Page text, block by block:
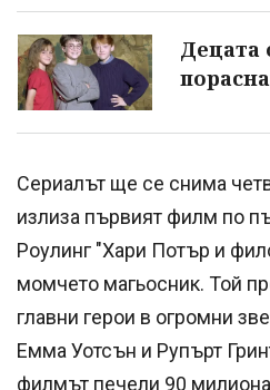
Децата
Сериалът ще се снима
излиза първият филм по
Роулинг "Хари Потър и
момчето магьосник. Той
главни герои в огромни
Емма Уотсън и Рупърт
филмът печели 90